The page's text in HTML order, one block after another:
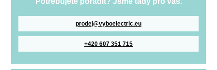
prodej@vyboelectric.eu
+420 607 351 715